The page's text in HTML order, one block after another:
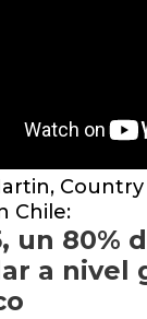
Chile:
un 80%
a nivel